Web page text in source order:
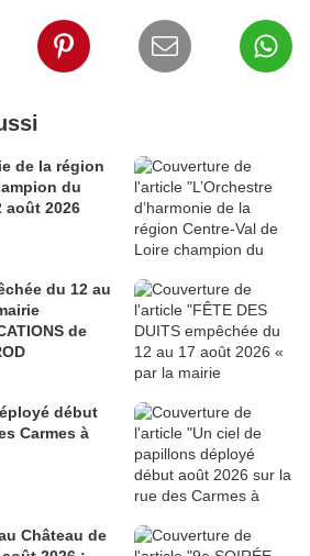
de la région
du
août 2026
du 12 au
début
Carmes à
Château de